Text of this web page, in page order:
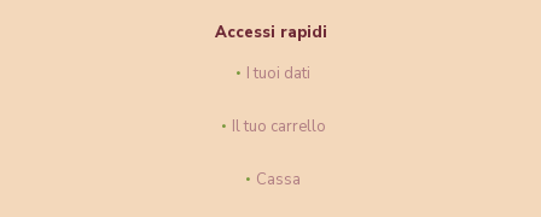
Accessi rapidi
I tuoi dati
Il tuo carrello
Cassa